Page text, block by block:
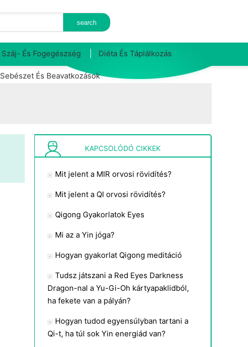
Száj- És Fogegészség Diéta És Táplálkozás
Sebészet És Beavatkozások
KAPCSOLÓDÓ CIKKEK
Mit jelent a MIR orvosi rövidítés?
Mit jelent a QI orvosi rövidítés?
Qigong Gyakorlatok Eyes
Mi az a Yin jóga?
Hogyan gyakorlat Qigong meditáció
Tudsz játszani a Red Eyes Darkness
Dragon-nal a Yu-Gi-Oh kártyapaklidból,
ha fekete van a pályán?
Hogyan tudod egyensúlyban tartani a
Qi-t, ha túl sok Yin energiád van?